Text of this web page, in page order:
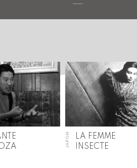
JAPON
LA FEMME
INSECTE